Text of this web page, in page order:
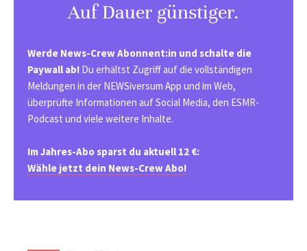
Auf Dauer günstiger.
Werde News-Crew Abonnent:in und schalte die
Paywall ab! Du erhältst Zugriff auf die vollständigen
Meldungen in der NEWSiversum App und im Web,
überprüfte Informationen auf Social Media, den ESMR-
Podcast und viele weitere Inhalte.
Im Jahres-Abo sparst du aktuell 12 €:
Wähle jetzt dein News-Crew Abo!